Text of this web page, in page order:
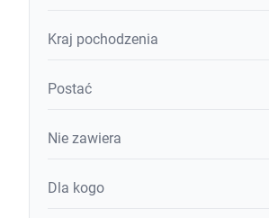
Kraj pochodzenia
Postać
Nie zawiera
Dla kogo